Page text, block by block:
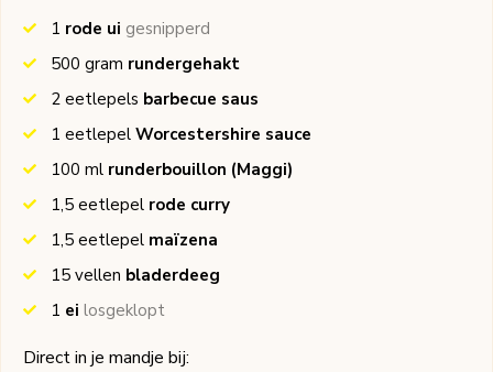
1 rode ui gesnipperd
500 gram rundergehakt
2 eetlepels barbecue saus
1 eetlepel Worcestershire sauce
100 ml runderbouillon (Maggi)
1,5 eetlepel rode curry
1,5 eetlepel maïzena
15 vellen bladerdeeg
1 ei losgeklopt
Direct in je mandje bij: